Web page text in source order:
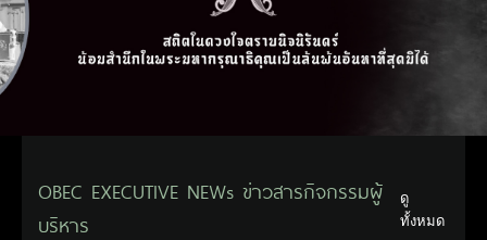
OBEC EXECUTIVE NEWs ข่าวสารกิจกรรมผู้
บริหาร
ดู
ทั้งหมด